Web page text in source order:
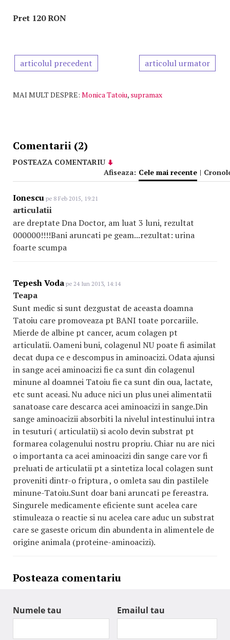
Pret 120 RON
articolul precedent articolul urmator
MAI MULT DESPRE: Monica Tatoiu, supramax
Comentarii (2)
POSTEAZA COMENTARIU
Afiseaza: Cele mai recente |
Ionescu pe 8 Feb 2015, 19:21
articulatii
are dreptate Dna Doctor, am luat 3 luni, rezultat
000000!!!!Bani aruncati pe geam...rezultat: urina
foarte scumpa
Tepesh Voda pe 24 Iun 2013, 14:14
Teapa
Sunt medic si sunt dezgustat de aceasta doamna
Tatoiu care promoveaza pt BANI toate porcariile.
Mierde de albine pt cancer, acum colagen pt
articulatii. Oameni buni, colagenul NU poate fi asimilat
decat dupa ce e descompus in aminoacizi. Odata ajunsi
in sange acei aminoacizi fie ca sunt din colagenul
minune al doamnei Tatoiu fie ca sunt din oua, lactate,
etc sunt aceasi. Nu aduce nici un plus unei alimentatii
sanatoase care descarca acei aminoacizi in sange.Din
sange aminoacizii absorbiti la nivelul intestinului intra
in tesuturi ( articulatii) si acolo devin substrat pt
formarea colagenului nostru propriu. Chiar nu are nici
o importanta ca acei aminoacizi din sange care vor fi
preluati de articulatii pt a sintetiza local colagen sunt
proveniti dintr-o friptura , o omleta sau din pastilele
minune-Tatoiu.Sunt doar bani aruncati pe fereastra.
Singurele medicamente eficiente sunt acelea care
stimuleaza o reactie si nu acelea care aduc un substrat
care se gaseste oricum din abundenta in alimentele de
origine animala (proteine-aminoacizi).
Posteaza comentariu
Numele tau Emailul tau